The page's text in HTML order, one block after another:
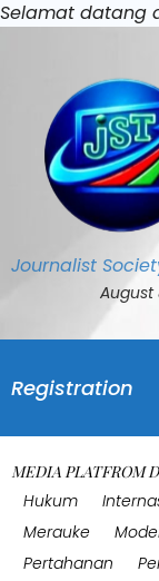
Selamat datang
Journalist
August
Registration
MEDIA PLATFROM
Hukum
Merauke
Pertahanan